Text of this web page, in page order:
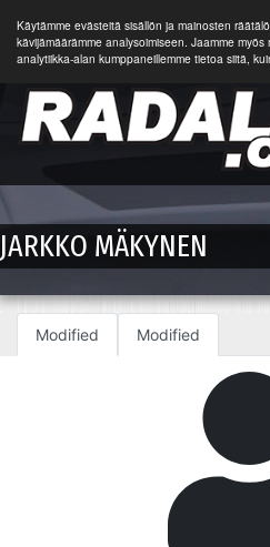
Käytämme evästeitä sisällön ja mainosten
kävijämäärämme analysoimiseen. Jaamme myös
analytiikka-alan kumppaneillemme tietoa siitä,
JARKKO MÄKYNEN
Modified Modified